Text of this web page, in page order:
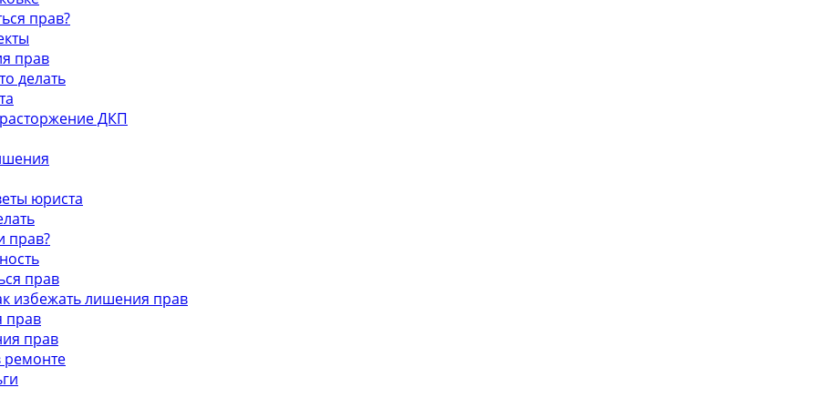
прав?
прав
делать
ДКП
юриста
прав?
прав
избежать лишения прав
прав
прав
ремонте